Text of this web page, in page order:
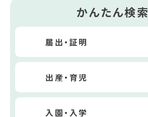
かんたん検索
届出・証明
出産・育児
入園・入学